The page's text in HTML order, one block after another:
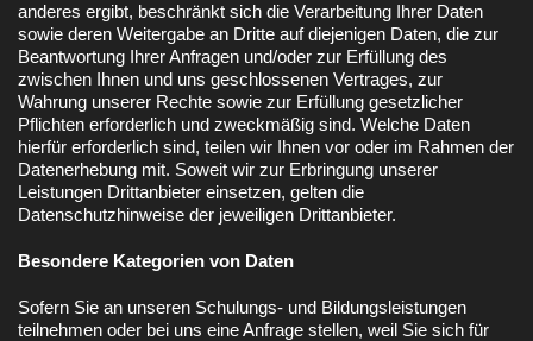
anderes ergibt, beschränkt sich die Verarbeitung Ihrer Daten
sowie deren Weitergabe an Dritte auf diejenigen Daten, die zur
Beantwortung Ihrer Anfragen und/oder zur Erfüllung des
zwischen Ihnen und uns geschlossenen Vertrages, zur
Wahrung unserer Rechte sowie zur Erfüllung gesetzlicher
Pflichten erforderlich und zweckmäßig sind. Welche Daten
hierfür erforderlich sind, teilen wir Ihnen vor oder im Rahmen der
Datenerhebung mit. Soweit wir zur Erbringung unserer
Leistungen Drittanbieter einsetzen, gelten die
Datenschutzhinweise der jeweiligen Drittanbieter.
Besondere Kategorien von Daten
Sofern Sie an unseren Schulungs- und Bildungsleistungen
teilnehmen oder bei uns eine Anfrage stellen, weil Sie sich für